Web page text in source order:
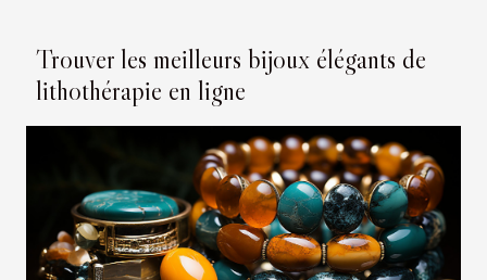
Trouver les meilleurs bijoux élégants de
lithothérapie en ligne